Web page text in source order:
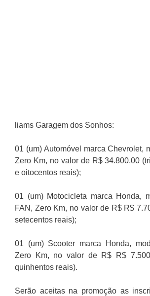
liams Garagem dos Sonhos:
01 (um) Automóvel marca Chevrolet,
Zero Km, no valor de R$ 34.800,00
e oitocentos reais);
01 (um) Motocicleta marca Honda,
FAN, Zero Km, no valor de R$ R$
setecentos reais);
01 (um) Scooter marca Honda,
Zero Km, no valor de R$ R$
quinhentos reais).
Serão aceitas na promoção as